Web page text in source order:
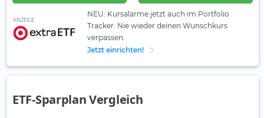
ANZEIGE
NEU: Kursalarme jetzt auch im Portfolio
Tracker: Nie wieder deinen Wunschkurs
verpassen.
Jetzt einrichten!
ETF-Sparplan Vergleich